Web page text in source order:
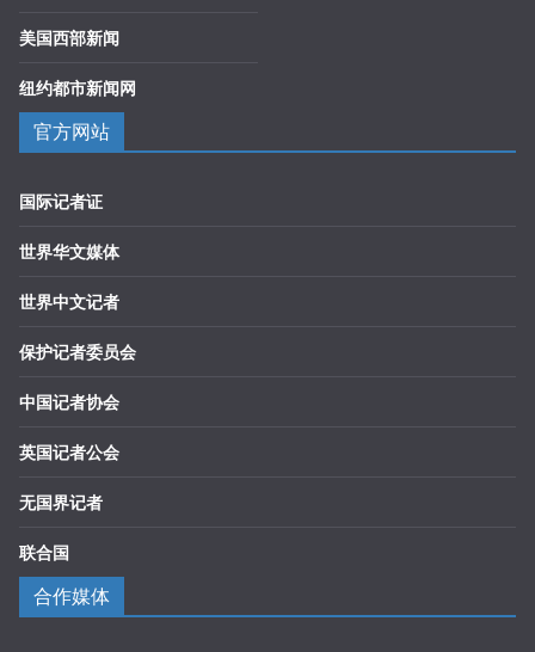
美国西部新闻
纽约都市新闻网
官方网站
国际记者证
世界华文媒体
世界中文记者
保护记者委员会
中国记者协会
英国记者公会
无国界记者
联合国
合作媒体